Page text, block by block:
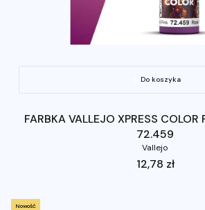
Do koszyka
FARBKA VALLEJO XPRESS COLOR
72.459
Vallejo
Cena
12,78 zł
Nowość